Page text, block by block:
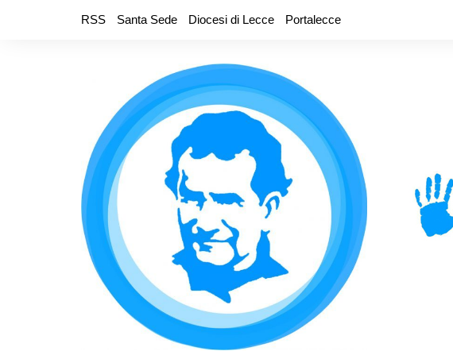
RSS Santa Sede Diocesi di Lecce Portalecce